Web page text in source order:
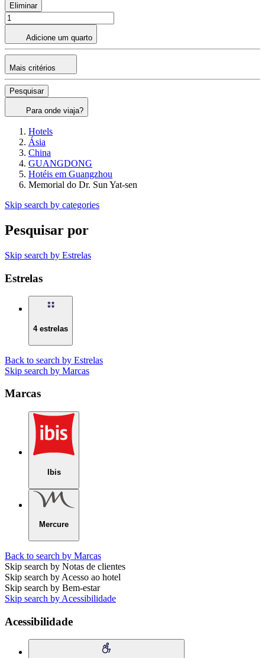
Eliminar
Adicione um quarto
Mais critérios
Pesquisar
Para onde viaja?
Hotels
Ásia
China
GUANGDONG
Hotéis em Guangzhou
Memorial do Dr. Sun Yat-sen
Skip search by categories
Pesquisar por
Skip search by Estrelas
Estrelas
4 estrelas
Back to search by Estrelas
Skip search by Marcas
Marcas
Ibis
Mercure
Back to search by Marcas
Skip search by Notas de clientes
Skip search by Acesso ao hotel
Skip search by Bem-estar
Skip search by Acessibilidade
Acessibilidade